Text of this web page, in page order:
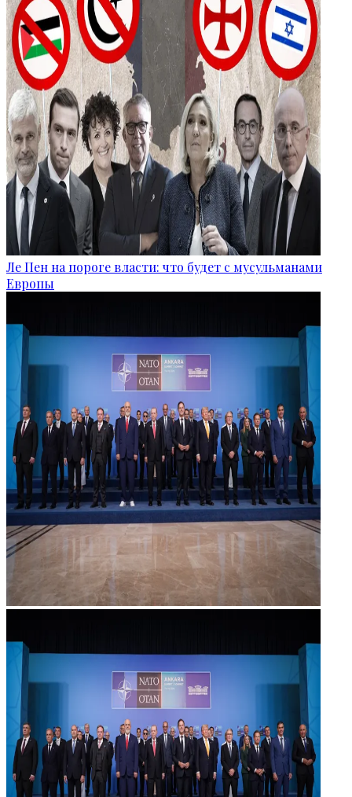
Ле Пен на пороге власти: что будет с мусульманами
Европы